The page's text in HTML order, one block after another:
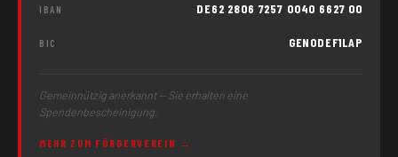
IBAN DE62 2806 7257 0040 6627 00
BIC GENODEF1LAP
Gemeinnützig anerkannt — Sie erhalten eine
Spendenbescheinigung.
MEHR ZUM FÖRDERVEREIN →